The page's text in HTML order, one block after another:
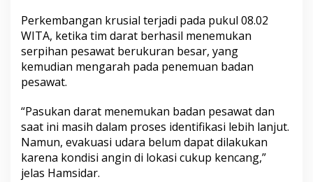
Perkembangan krusial terjadi pada pukul 08.02
WITA, ketika tim darat berhasil menemukan
serpihan pesawat berukuran besar, yang
kemudian mengarah pada penemuan badan
pesawat.
“Pasukan darat menemukan badan pesawat dan
saat ini masih dalam proses identifikasi lebih lanjut.
Namun, evakuasi udara belum dapat dilakukan
karena kondisi angin di lokasi cukup kencang,”
jelas Hamsidar.